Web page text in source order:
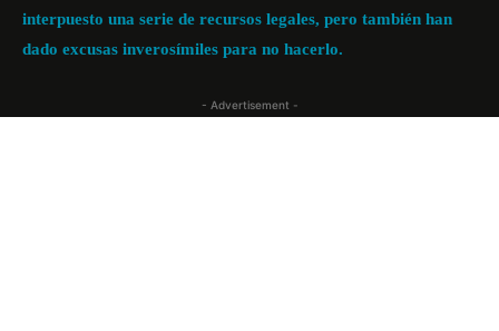
interpuesto una serie de recursos legales, pero también han
dado excusas inverosímiles para no hacerlo.
- Advertisement -